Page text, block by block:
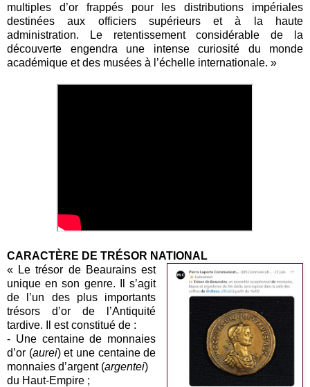
multiples d’or frappés pour les distributions impériales
destinées aux officiers supérieurs et à la haute
administration. Le retentissement considérable de la
découverte engendra une intense curiosité du monde
académique et des musées à l’échelle internationale. »
CARACTÈRE DE TRÉSOR NATIONAL
« Le trésor de Beaurains est
unique en son genre. Il s’agit
de l’un des plus importants
trésors d’or de l’Antiquité
tardive. Il est constitué de :
- Une centaine de monnaies
d’or (aurei) et une centaine de
monnaies d’argent (argentei)
du Haut-Empire ;